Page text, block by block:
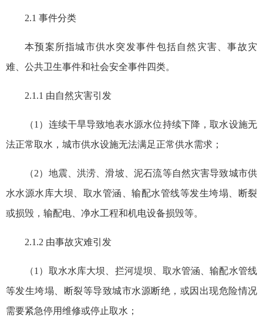
2.1 事件分类
本预案所指城市供水突发事件包括自然灾害、事故灾
难、公共卫生事件和社会安全事件四类。
2.1.1 由自然灾害引发
（1）连续干旱导致地表水源水位持续下降，取水设施无
法正常取水，城市供水设施无法满足正常供水需求；
（2）地震、洪涝、滑坡、泥石流等自然灾害导致城市供
水水源水库大坝、取水管涵、输配水管线等发生垮塌、断裂
或损毁，输配电、净水工程和机电设备损毁等。
2.1.2 由事故灾难引发
（1）取水水库大坝、拦河堤坝、取水管涵、输配水管线
等发生垮塌、断裂等导致城市水源断绝，或因出现危险情况
需要紧急停用维修或停止取水；